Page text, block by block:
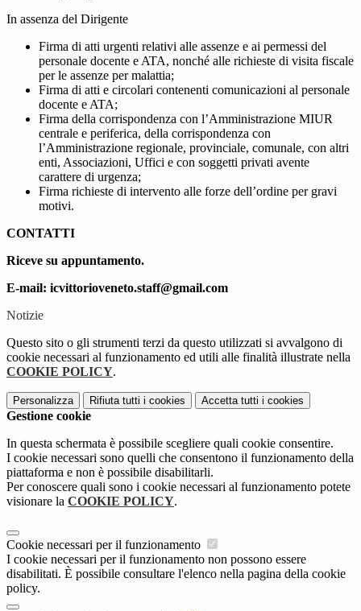
In assenza del Dirigente
Firma di atti urgenti relativi alle assenze e ai permessi del
personale docente e ATA, nonché alle richieste di visita fiscale
per le assenze per malattia;
Firma di atti e circolari contenenti comunicazioni al personale
docente e ATA;
Firma della corrispondenza con l’Amministrazione MIUR
centrale e periferica, della corrispondenza con
l’Amministrazione regionale, provinciale, comunale, con altri
enti, Associazioni, Uffici e con soggetti privati avente
carattere di urgenza;
Firma richieste di intervento alle forze dell’ordine per gravi
motivi.
CONTATTI
Riceve su appuntamento.
E-mail: icvittorioveneto.staff@gmail.com
Notizie
Questo sito o gli strumenti terzi da questo utilizzati si avvalgono di
cookie necessari al funzionamento ed utili alle finalità illustrate nella
COOKIE POLICY.
Personalizza Rifiuta tutti i cookies Accetta tutti i cookies
Gestione cookie
In questa schermata è possibile scegliere quali cookie consentire.
I cookie necessari sono quelli che consentono il funzionamento della
piattaforma e non è possibile disabilitarli.
Per conoscere quali sono i cookie necessari al funzionamento potete
visionare la COOKIE POLICY.
Cookie necessari per il funzionamento
I cookie necessari per il funzionamento non possono essere
disabilitati. È possibile consultare l'elenco nella pagina della cookie
policy.